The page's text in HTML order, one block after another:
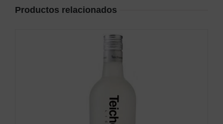
Productos relacionados